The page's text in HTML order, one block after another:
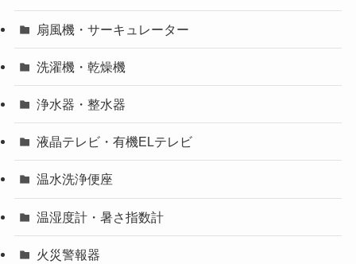
扇風機・サーキュレーター
洗濯機・乾燥機
浄水器・整水器
液晶テレビ・有機ELテレビ
温水洗浄便座
温湿度計・暑さ指数計
火災警報器